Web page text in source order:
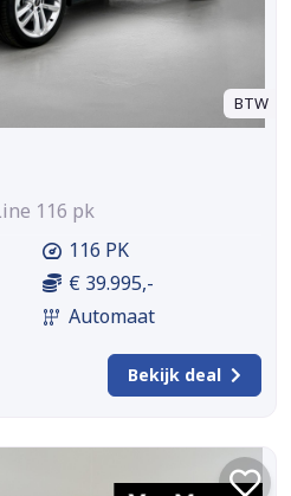
BTW
116 pk
116 PK
€ 39.995,-
Automaat
Bekijk deal